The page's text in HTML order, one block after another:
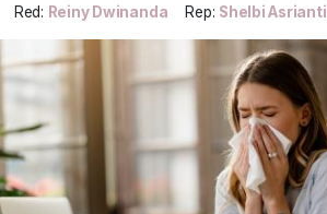
Red: Reiny Dwinanda Rep: Shelbi Asrianti